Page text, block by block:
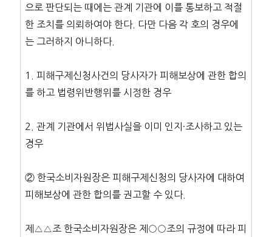
으로 판단되는 때에는 관계 기관에 이를 통보하고 적절
한 조치를 의뢰하여야 한다. 다만 다음 각 호의 경우에
는 그러하지 아니하다.
1. 피해구제신청사건의 당사자가 피해보상에 관한 합의
를 하고 법령위반행위를 시정한 경우
2. 관계 기관에서 위법사실을 이미 인지·조사하고 있는
경우
② 한국소비자원장은 피해구제신청의 당사자에 대하여
피해보상에 관한 합의를 권고할 수 있다.
제△△조 한국소비자원장은 제○○조의 규정에 따라 피